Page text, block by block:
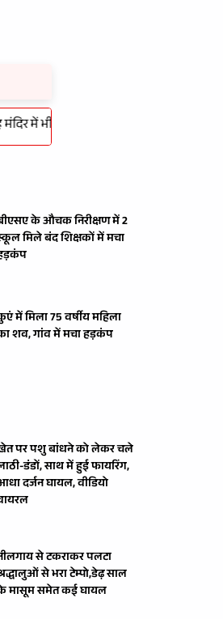
में भी हुई थी चोरी का 48 घंटे के भीतर हुआ
के औचक निरीक्षण में 2
मिले बंद शिक्षकों में मचा
में मिला 75 वर्षीय महिला
शव, गांव में मचा हड़कंप
पर पशु बांधने को लेकर चले
डंडों, साथ में हुई फायरिंग,
दर्जन घायल, वीडियो
से टकराकर पलटा
से भरा टेम्पो,डेढ़ साल
मासूम समेत कई घायल